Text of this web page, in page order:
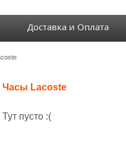
Доставка и Оплата
Часы Lacoste
Тут пусто :(